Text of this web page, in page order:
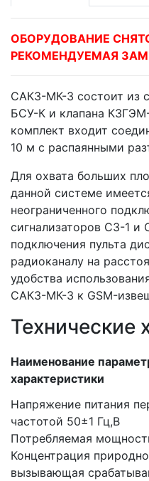
ОБОРУДОВАНИЕ
РЕКОМЕНДУЕМАЯ
САКЗ-МК-3 состоит из
БСУ-К и клапана
комплект входит
10 м с распаянными
Для охвата больших
данной системе
неограниченного
сигнализаторов СЗ-1
подключения пульта
радиоканалу на
удобства
САКЗ-МК-3 к GSM-
Технические
Наименование
характеристики
Напряжение питания
частотой 50±1 Гц,В
Потребляемая
Концентрация
вызывающая